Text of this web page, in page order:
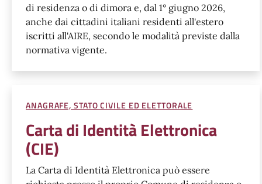
di residenza o di dimora e, dal 1° giugno 2026,
anche dai cittadini italiani residenti all'estero
iscritti all'AIRE, secondo le modalità previste dalla
normativa vigente.
ANAGRAFE, STATO CIVILE ED ELETTORALE
Carta di Identità Elettronica
(CIE)
La Carta di Identità Elettronica può essere